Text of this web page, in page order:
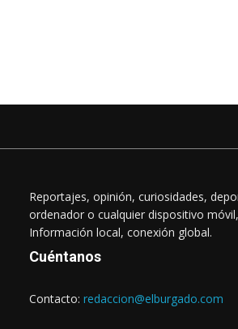
Reportajes, opinión, curiosidades,
ordenador o cualquier dispositivo
Información local, conexión global.
Cuéntanos
Contacto: redaccion@elburgado.com